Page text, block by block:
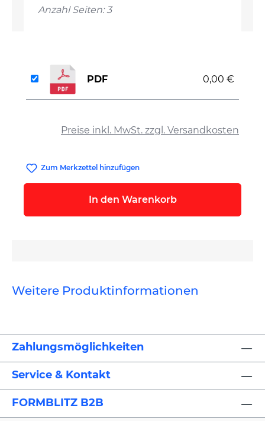
Anzahl Seiten: 3
Preise inkl. MwSt. zzgl. Versandkosten
PDF 0,00 €
Zum Merkzettel hinzufügen
In den Warenkorb
Weitere Produktinformationen
Zahlungsmöglichkeiten
Service & Kontakt
FORMBLITZ B2B